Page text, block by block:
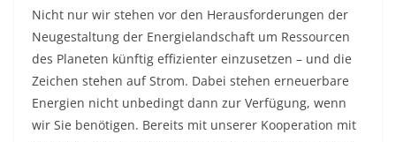
Nicht nur wir stehen vor den Herausforderungen der
Neugestaltung der Energielandschaft um Ressourcen
des Planeten künftig effizienter einzusetzen – und die
Zeichen stehen auf Strom. Dabei stehen erneuerbare
Energien nicht unbedingt dann zur Verfügung, wenn
wir Sie benötigen. Bereits mit unserer Kooperation mit